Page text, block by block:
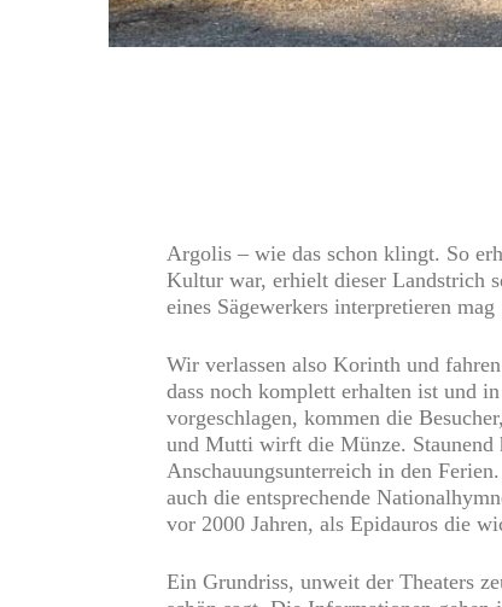
Argolis – wie das schon klingt. So
Kultur war, erhielt dieser Landstrich
eines Sägewerkers interpretieren
Wir verlassen also Korinth und
dass noch komplett erhalten ist und
vorgeschlagen, kommen die
und Mutti wirft die Münze.
Anschauungsunterreich in den
auch die entsprechende
vor 2000 Jahren, als Epidauros die
Ein Grundriss, unweit der Theaters